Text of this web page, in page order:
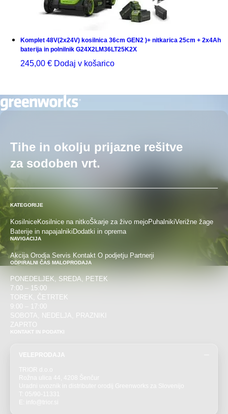
Komplet 48V(2x24V) kosilnica 36cm GEN2 )+ nitkarica 25cm + 2x4Ah
baterija in polnilnik G24X2LM36LT25K2X
245,00 € Dodaj v košarico
Tihe in okolju prijazne rešitve
za sodoben vrt.
KATEGORIJE
KosilniceKosilnice na nitkoŠkarje za živo mejoPuhalnikiVerižne žage
Baterije in napajalnikiDodatki in oprema
NAVIGACIJA
Akcija Orodja Servis Kontakt O podjetju Partnerji
ODPIRALNI ČAS MALOPRODAJA
PONEDELJEK, SREDA, PETEK
7:00 – 15:00
TOREK, ČETRTEK
9:00 – 17:00
SOBOTA, NEDELJA, PRAZNIKI
ZAPRTO
KONTAKT IN PODATKI
VELEPRODAJA
TRIOR d.o.o
Rožna ulica 44, 4208 Šenčur
Uradni uvoznik in distributer orodij Greenworks za Slovenijo
T: 05/90-11331
E: info@trior.si